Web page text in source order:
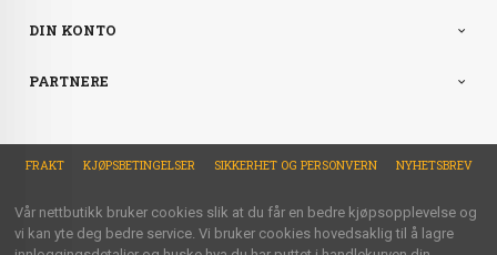
DIN KONTO
PARTNERE
FRAKT KJØPSBETINGELSER SIKKERHET OG PERSONVERN NYHETSBREV
Vår nettbutikk bruker cookies slik at du får en bedre kjøpsopplevelse og
vi kan yte deg bedre service. Vi bruker cookies hovedsaklig til å lagre